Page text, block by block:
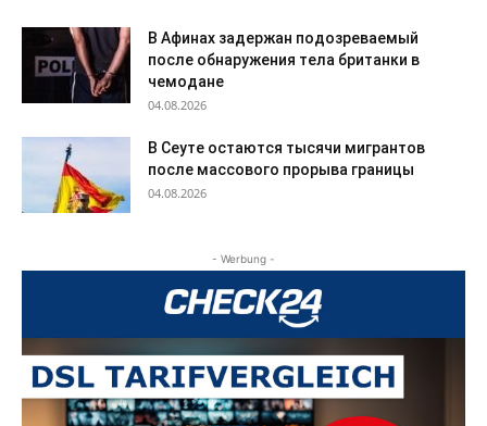
В Афинах задержан подозреваемый
после обнаружения тела британки в
чемодане
04.08.2026
В Сеуте остаются тысячи мигрантов
после массового прорыва границы
04.08.2026
- Werbung -